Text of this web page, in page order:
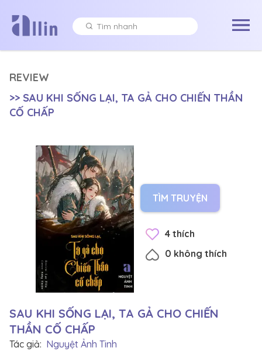
REVIEW
>> SAU KHI SỐNG LẠI, TA GẢ CHO CHIẾN THẦN
CỐ CHẤP
TÌM TRUYỆN
4thích
0 không thích
SAU KHI SỐNG LẠI, TA GẢ CHO CHIẾN
THẦN CỐ CHẤP
Tác giả: Nguyệt Ảnh Tinh